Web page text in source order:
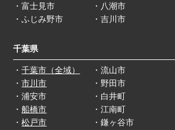
・富士見市
・ふじみ野市
・八潮市
・吉川市
千葉県
・千葉市（全域）
・市川市
・浦安市
・船橋市
・松戸市
・流山市
・野田市
・白井町
・江南町
・鎌ヶ谷市